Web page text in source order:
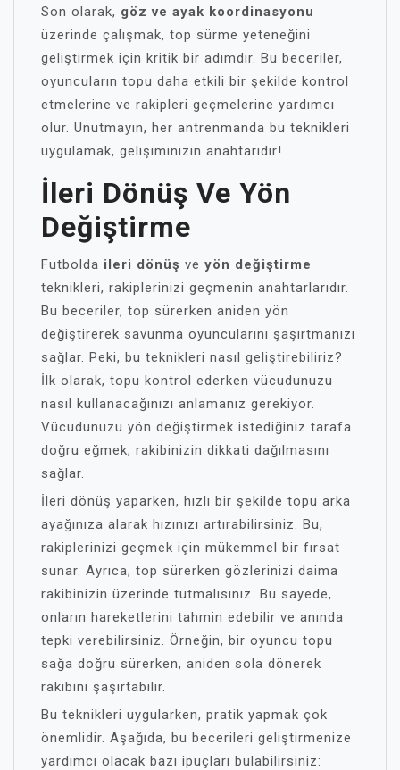
Son olarak, göz ve ayak koordinasyonu
üzerinde çalışmak, top sürme yeteneğini
geliştirmek için kritik bir adımdır. Bu beceriler,
oyuncuların topu daha etkili bir şekilde kontrol
etmelerine ve rakipleri geçmelerine yardımcı
olur. Unutmayın, her antrenmanda bu teknikleri
uygulamak, gelişiminizin anahtarıdır!
İleri Dönüş Ve Yön
Değiştirme
Futbolda ileri dönüş ve yön değiştirme
teknikleri, rakiplerinizi geçmenin anahtarlarıdır.
Bu beceriler, top sürerken aniden yön
değiştirerek savunma oyuncularını şaşırtmanızı
sağlar. Peki, bu teknikleri nasıl geliştirebiliriz?
İlk olarak, topu kontrol ederken vücudunuzu
nasıl kullanacağınızı anlamanız gerekiyor.
Vücudunuzu yön değiştirmek istediğiniz tarafa
doğru eğmek, rakibinizin dikkati dağılmasını
sağlar.
İleri dönüş yaparken, hızlı bir şekilde topu arka
ayağınıza alarak hızınızı artırabilirsiniz. Bu,
rakiplerinizi geçmek için mükemmel bir fırsat
sunar. Ayrıca, top sürerken gözlerinizi daima
rakibinizin üzerinde tutmalısınız. Bu sayede,
onların hareketlerini tahmin edebilir ve anında
tepki verebilirsiniz. Örneğin, bir oyuncu topu
sağa doğru sürerken, aniden sola dönerek
rakibini şaşırtabilir.
Bu teknikleri uygularken, pratik yapmak çok
önemlidir. Aşağıda, bu becerileri geliştirmenize
yardımcı olacak bazı ipuçları bulabilirsiniz: